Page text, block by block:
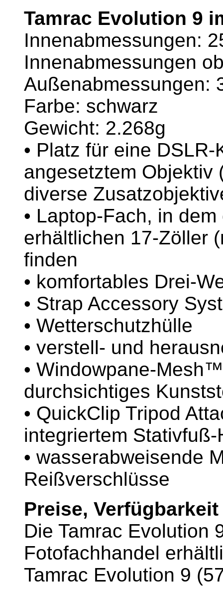
Tamrac Evolution 9
Innenabmessungen:
Innenabmessungen
Außenabmessungen:
Farbe: schwarz
Gewicht: 2.268g
• Platz für eine
angesetztem Objektiv
diverse
• Laptop-Fach, in
erhältlichen 17-Zöller
finden
• komfortables Drei-
• Strap Accessory
• Wetterschutzhülle
• verstell- und
• Windowpane-
durchsichtiges
• QuickClip Tripod
integriertem Stativfuß-
• wasserabweisende
Reißverschlüsse
Preise,
Die Tamrac Evolution
Fotofachhandel
Tamrac Evolution 9